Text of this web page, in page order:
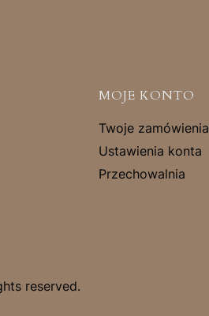
MOJE KONTO
Twoje zamówienia
Ustawienia konta
Przechowalnia
reserved.